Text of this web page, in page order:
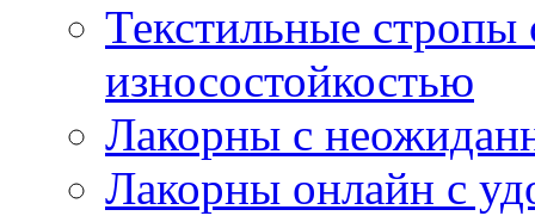
Текстильные
износостойкостью
Лакорны с
Лакорны онлайн с